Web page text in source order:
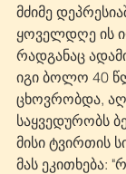
მძიმე
ყოველდღე ის
რადგანაც
იგი ბოლო 40
ცხოვრობდა,
საყვედურობს
მისი ტვირთის
მას ეკითხება: